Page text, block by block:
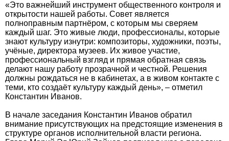
«Это важнейший инструмент общественного контроля и
открытости нашей работы. Совет является
полноправным партнёром, с которым мы сверяем
каждый шаг. Это живые люди, профессионалы, которые
знают культуру изнутри: композиторы, художники, поэты,
учёные, директора музеев. Их живое участие,
профессиональный взгляд и прямая обратная связь
делают нашу работу прозрачной и честной. Решения
должны рождаться не в кабинетах, а в живом контакте с
теми, кто создаёт культуру каждый день», – отметил
Константин Иванов.
В начале заседания Константин Иванов обратил
внимание присутствующих на предстоящие изменения в
структуре органов исполнительной власти региона.